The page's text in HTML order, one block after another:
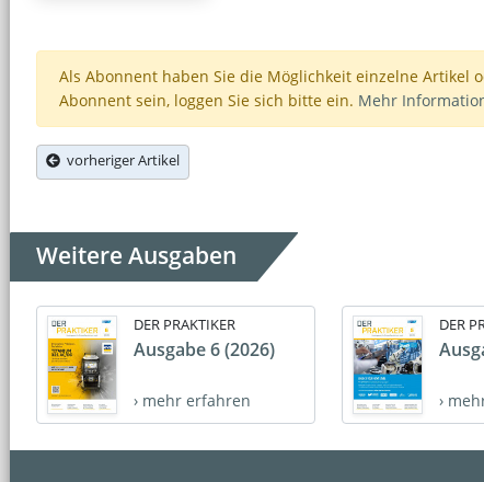
Als Abonnent haben Sie die Möglichkeit einzelne Artikel
Abonnent sein, loggen Sie sich bitte ein. Mehr
vorheriger Artikel
Weitere Ausgaben
DER PRAKTIKER
Ausgabe 6 (2026)
› mehr erfahren
DER
›